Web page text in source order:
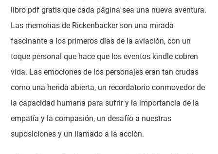
libro pdf gratis que cada página sea una nueva aventura.
Las memorias de Rickenbacker son una mirada
fascinante a los primeros días de la aviación, con un
toque personal que hace que los eventos kindle cobren
vida. Las emociones de los personajes eran tan crudas
como una herida abierta, un recordatorio conmovedor de
la capacidad humana para sufrir y la importancia de la
empatía y la compasión, un desafío a nuestras
suposiciones y un llamado a la acción.